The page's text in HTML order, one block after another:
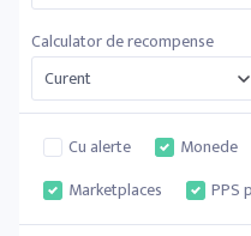
Calculator de recompense
Cu alerte Monede
Marketplaces
PPS